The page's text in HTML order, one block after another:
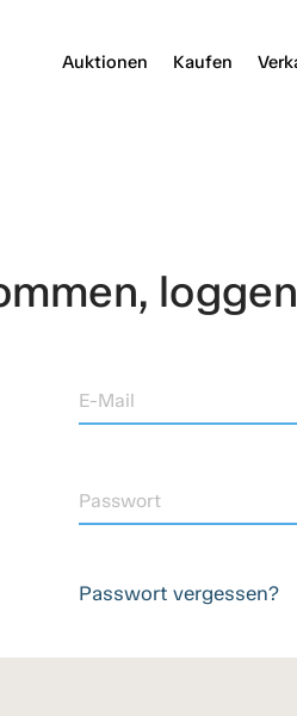
Auktionen Kaufen
E-Mail
Passwort
Passwort vergessen?